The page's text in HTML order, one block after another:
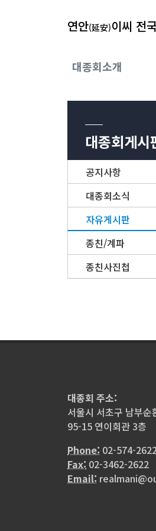
연안(延安)이씨 전
대종회소개
대종회게시
공지사항
대종회소식
자유게시판
종친/계파
종친사진첩
대종회 주소:
서울시 서초구 남부순
95-15 연이회관 3층
Phone: 02-574-
Fax: 02-3462-2622
Email: